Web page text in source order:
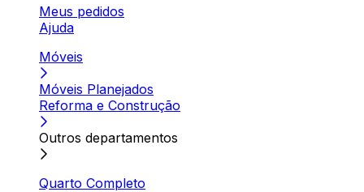
Meus pedidos
Ajuda
Móveis
Móveis Planejados
Reforma e Construção
Outros departamentos
Quarto Completo